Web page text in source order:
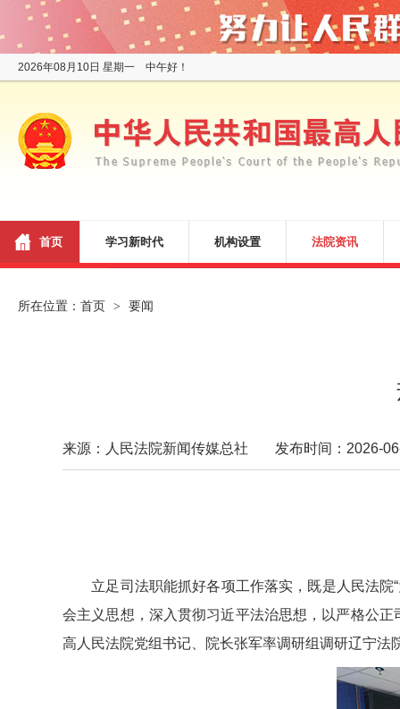
2026年08月10日 星期一 中午好！
首页 学习新时代 机构设置 法院资讯
所在位置： 首页 > 要闻
来源：人民法院新闻传媒总社 发布时间：2026-
立足司法职能抓好各项工作落实，既是人民法院“
会主义思想，深入贯彻习近平法治思想，以严格公
高人民法院党组书记、院长张军率调研组调研辽宁法